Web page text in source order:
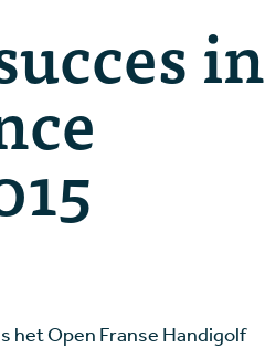
in
het Open Franse Handigolf